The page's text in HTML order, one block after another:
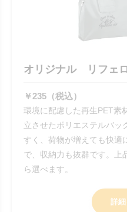
オリジナル リフェ
￥235（税込）
環境に配慮した再生PET素
立させたポリエステルバッ
すく、荷物が増えても快適
で、収納力も抜群です。上
ら選べます。
詳